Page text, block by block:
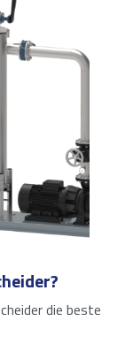
die beste